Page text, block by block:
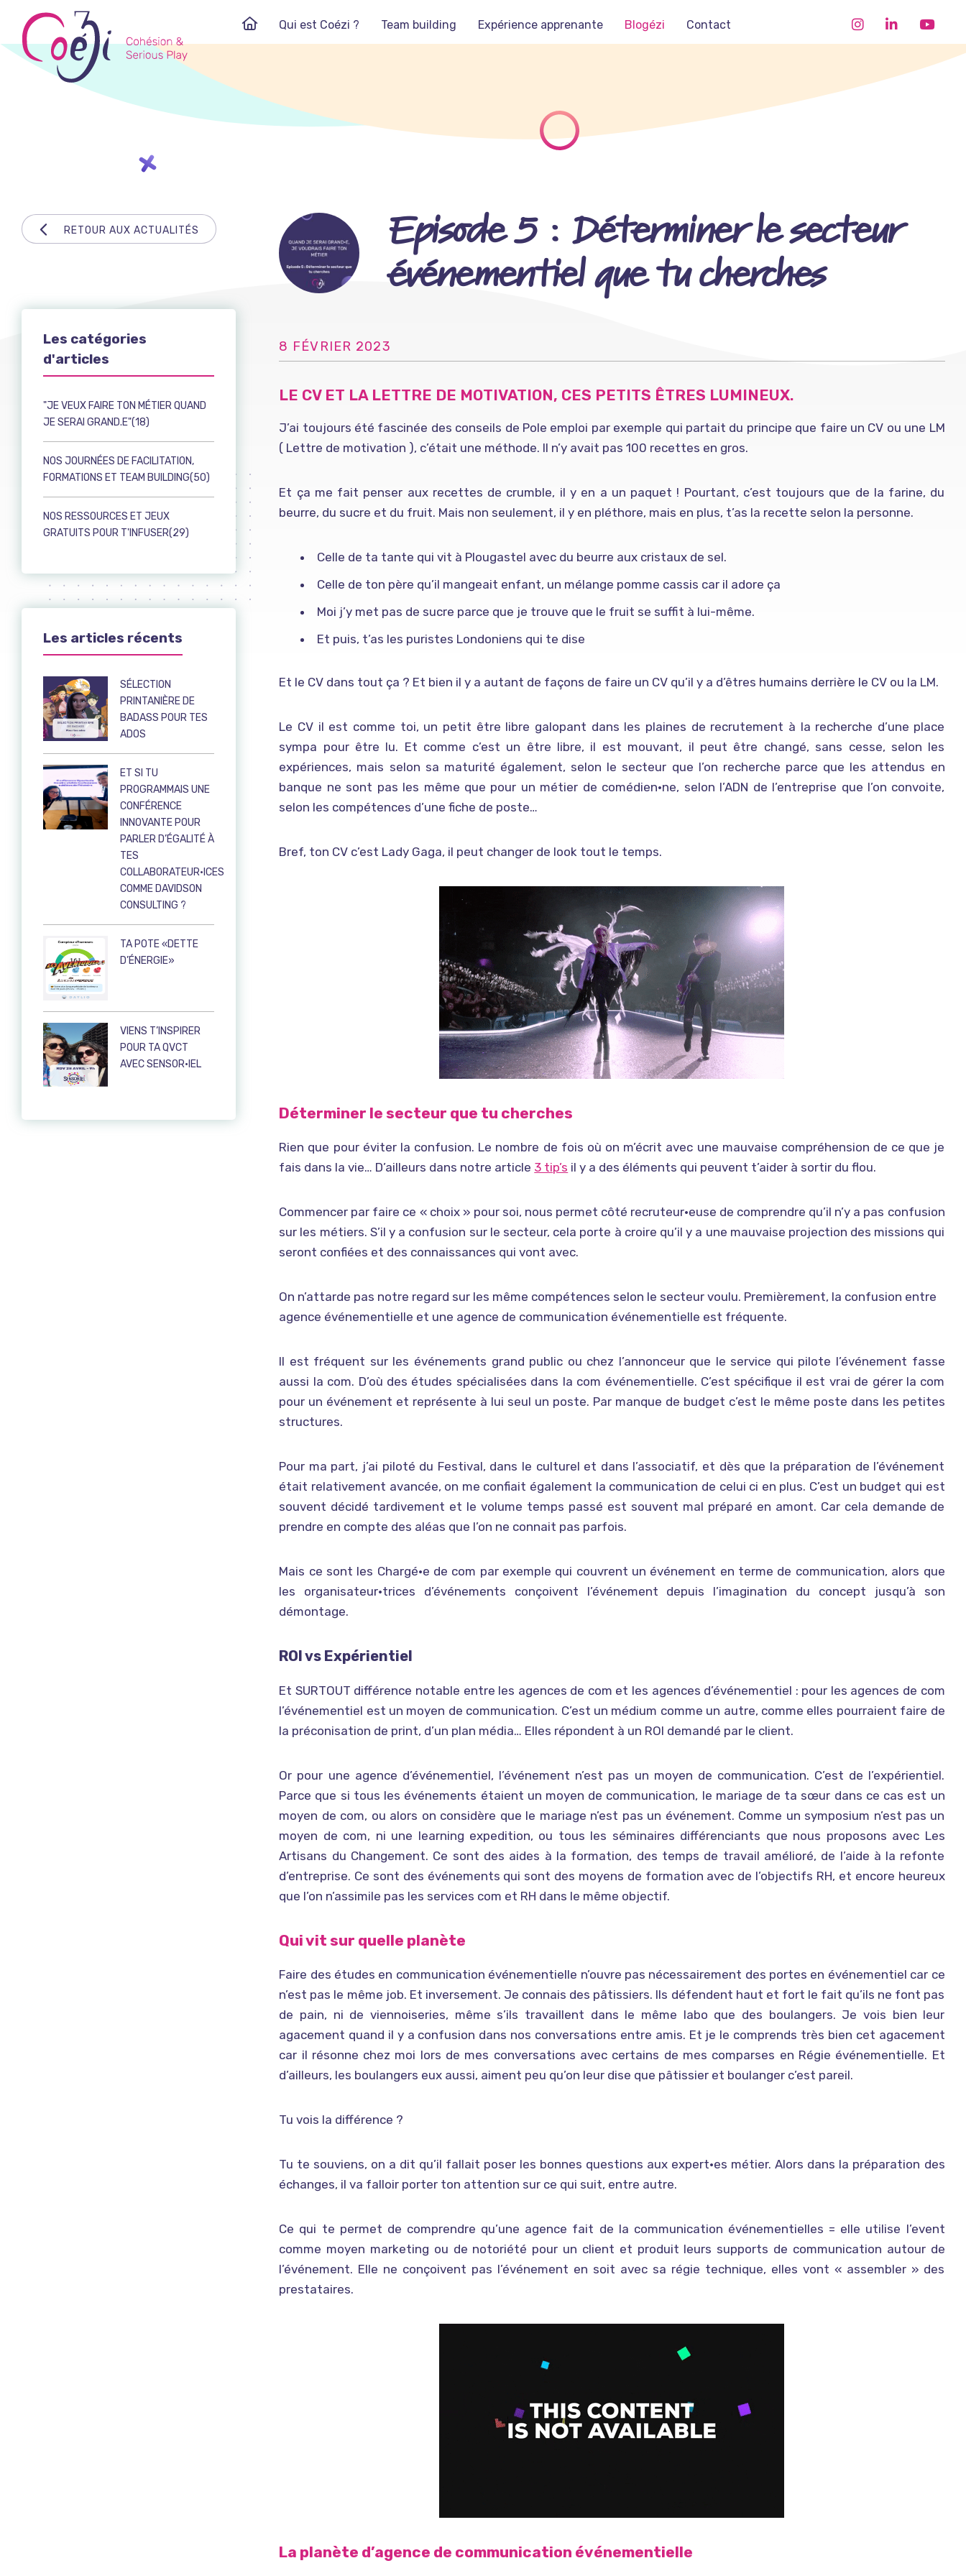
content
Qui est Coézi ? Team building Expérience apprenante Blogézi Contact
RETOUR AUX ACTUALITÉS
Les catégories
d'articles
"JE VEUX FAIRE TON MÉTIER QUAND
JE SERAI GRAND.E"(18)
NOS JOURNÉES DE FACILITATION,
FORMATIONS ET TEAM BUILDING(50)
NOS RESSOURCES ET JEUX
GRATUITS POUR T'INFUSER(29)
Les articles récents
SÉLECTION
PRINTANIÈRE DE
BADASS POUR TES
ADOS
ET SI TU
PROGRAMMAIS UNE
CONFÉRENCE
INNOVANTE POUR
PARLER D’ÉGALITÉ À
TES
COLLABORATEUR·ICES
COMME DAVIDSON
CONSULTING ?
TA POTE «DETTE
D’ÉNERGIE»
VIENS T’INSPIRER
POUR TA QVCT
AVEC SENSOR·IEL
Episode 5 : Déterminer le secteur
événementiel que tu cherches
8 FÉVRIER 2023
LE CV ET LA LETTRE DE MOTIVATION, CES PETITS ÊTRES LUMINEUX.
J’ai toujours été fascinée des conseils de Pole emploi par exemple qui partait du principe que faire un CV ou une LM
( Lettre de motivation ), c’était une méthode. Il n’y avait pas 100 recettes en gros.
Et ça me fait penser aux recettes de crumble, il y en a un paquet ! Pourtant, c’est toujours que de la farine, du
beurre, du sucre et du fruit. Mais non seulement, il y en pléthore, mais en plus, t’as la recette selon la personne.
Celle de ta tante qui vit à Plougastel avec du beurre aux cristaux de sel.
Celle de ton père qu’il mangeait enfant, un mélange pomme cassis car il adore ça
Moi j’y met pas de sucre parce que je trouve que le fruit se suffit à lui-même.
Et puis, t’as les puristes Londoniens qui te dise
Et le CV dans tout ça ? Et bien il y a autant de façons de faire un CV qu’il y a d’êtres humains derrière le CV ou la LM.
Le CV il est comme toi, un petit être libre galopant dans les plaines de recrutement à la recherche d’une place
sympa pour être lu. Et comme c’est un être libre, il est mouvant, il peut être changé, sans cesse, selon les
expériences, mais selon sa maturité également, selon le secteur que l’on recherche parce que les attendus en
banque ne sont pas les même que pour un métier de comédien·ne, selon l’ADN de l’entreprise que l’on convoite,
selon les compétences d’une fiche de poste…
Bref, ton CV c’est Lady Gaga, il peut changer de look tout le temps.
Déterminer le secteur que tu cherches
Rien que pour éviter la confusion. Le nombre de fois où on m’écrit avec une mauvaise compréhension de ce que je
fais dans la vie… D’ailleurs dans notre article 3 tip’s il y a des éléments qui peuvent t’aider à sortir du flou.
Commencer par faire ce « choix » pour soi, nous permet côté recruteur•euse de comprendre qu’il n’y a pas confusion
sur les métiers. S’il y a confusion sur le secteur, cela porte à croire qu’il y a une mauvaise projection des missions qui
seront confiées et des connaissances qui vont avec.
On n’attarde pas notre regard sur les même compétences selon le secteur voulu. Premièrement, la confusion entre
agence événementielle et une agence de communication événementielle est fréquente.
Il est fréquent sur les événements grand public ou chez l’annonceur que le service qui pilote l’événement fasse
aussi la com. D’où des études spécialisées dans la com événementielle. C’est spécifique il est vrai de gérer la com
pour un événement et représente à lui seul un poste. Par manque de budget c’est le même poste dans les petites
structures.
Pour ma part, j’ai piloté du Festival, dans le culturel et dans l’associatif, et dès que la préparation de l’événement
était relativement avancée, on me confiait également la communication de celui ci en plus. C’est un budget qui est
souvent décidé tardivement et le volume temps passé est souvent mal préparé en amont. Car cela demande de
prendre en compte des aléas que l’on ne connait pas parfois.
Mais ce sont les Chargé•e de com par exemple qui couvrent un événement en terme de communication, alors que
les organisateur•trices d’événements conçoivent l’événement depuis l’imagination du concept jusqu’à son
démontage.
ROI vs Expérientiel
Et SURTOUT différence notable entre les agences de com et les agences d’événementiel : pour les agences de com
l’événementiel est un moyen de communication. C’est un médium comme un autre, comme elles pourraient faire de
la préconisation de print, d’un plan média… Elles répondent à un ROI demandé par le client.
Or pour une agence d’événementiel, l’événement n’est pas un moyen de communication. C’est de l’expérientiel.
Parce que si tous les événements étaient un moyen de communication, le mariage de ta sœur dans ce cas est un
moyen de com, ou alors on considère que le mariage n’est pas un événement. Comme un symposium n’est pas un
moyen de com, ni une learning expedition, ou tous les séminaires différenciants que nous proposons avec Les
Artisans du Changement. Ce sont des aides à la formation, des temps de travail amélioré, de l’aide à la refonte
d’entreprise. Ce sont des événements qui sont des moyens de formation avec de l’objectifs RH, et encore heureux
que l’on n’assimile pas les services com et RH dans le même objectif.
Qui vit sur quelle planète
Faire des études en communication événementielle n’ouvre pas nécessairement des portes en événementiel car ce
n’est pas le même job. Et inversement. Je connais des pâtissiers. Ils défendent haut et fort le fait qu’ils ne font pas
de pain, ni de viennoiseries, même s’ils travaillent dans le même labo que des boulangers. Je vois bien leur
agacement quand il y a confusion dans nos conversations entre amis. Et je le comprends très bien cet agacement
car il résonne chez moi lors de mes conversations avec certains de mes comparses en Régie événementielle. Et
d’ailleurs, les boulangers eux aussi, aiment peu qu’on leur dise que pâtissier et boulanger c’est pareil.
Tu vois la différence ?
Tu te souviens, on a dit qu’il fallait poser les bonnes questions aux expert•es métier. Alors dans la préparation des
échanges, il va falloir porter ton attention sur ce qui suit, entre autre.
Ce qui te permet de comprendre qu’une agence fait de la communication événementielles = elle utilise l’event
comme moyen marketing ou de notoriété pour un client et produit leurs supports de communication autour de
l’événement. Elle ne conçoivent pas l’événement en soit avec sa régie technique, elles vont « assembler » des
prestataires.
La planète d’agence de communication événementielle